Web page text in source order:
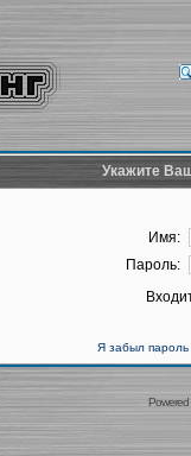
Укажите
Имя:
Пароль:
Я забыл пароль